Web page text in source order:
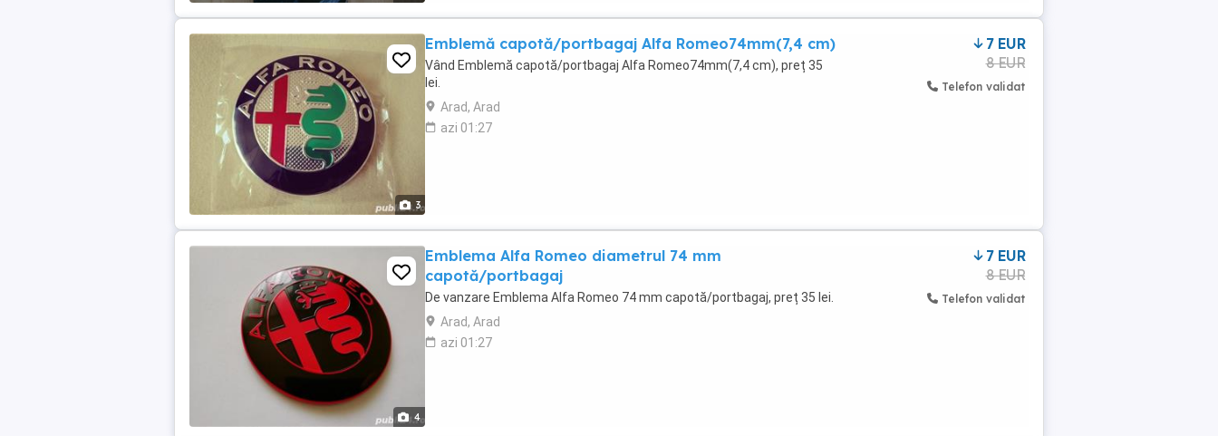
3
Emblemă capotă/portbagaj Alfa Romeo74mm(7,4 cm)
Vând Emblemă capotă/portbagaj Alfa Romeo74mm(7,4 cm), preț 35
lei.
Arad, Arad
azi 01:27
7 EUR
8 EUR
Telefon validat
4
Emblema Alfa Romeo diametrul 74 mm
capotă/portbagaj
De vanzare Emblema Alfa Romeo 74 mm capotă/portbagaj, preț 35 lei.
Arad, Arad
azi 01:27
7 EUR
8 EUR
Telefon validat